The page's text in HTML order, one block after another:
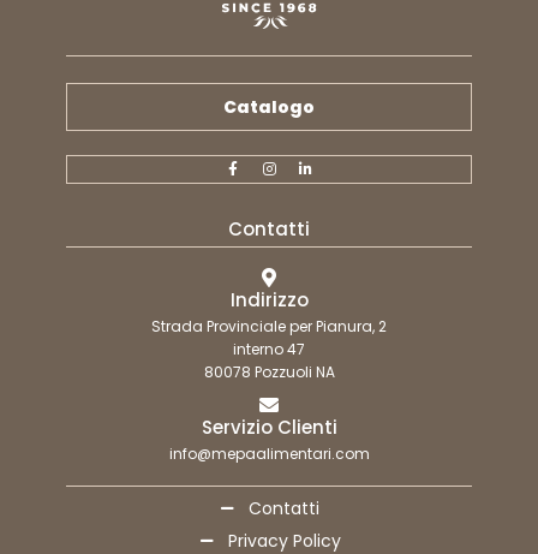
Catalogo
Contatti
Indirizzo
Strada Provinciale per Pianura, 2
interno 47
80078 Pozzuoli NA
Servizio Clienti
info@mepaalimentari.com
Contatti
Privacy Policy